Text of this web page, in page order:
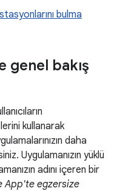
bulma
genel bakış
kullanarak
daha
Uygulamanızın yüklü
adını içeren bir
App'te egzersize